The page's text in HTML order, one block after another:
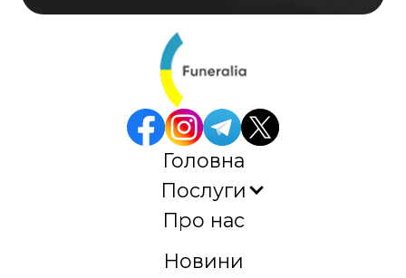
Головна
Послуги
Про нас
Новини